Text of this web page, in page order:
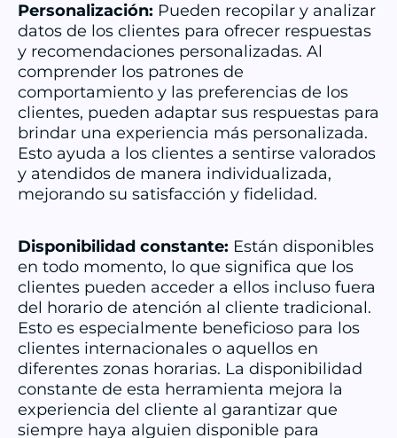
Personalización: Pueden recopilar y analizar
datos de los clientes para ofrecer respuestas
y recomendaciones personalizadas. Al
comprender los patrones de
comportamiento y las preferencias de los
clientes, pueden adaptar sus respuestas para
brindar una experiencia más personalizada.
Esto ayuda a los clientes a sentirse valorados
y atendidos de manera individualizada,
mejorando su satisfacción y fidelidad.
Disponibilidad constante: Están disponibles
en todo momento, lo que significa que los
clientes pueden acceder a ellos incluso fuera
del horario de atención al cliente tradicional.
Esto es especialmente beneficioso para los
clientes internacionales o aquellos en
diferentes zonas horarias. La disponibilidad
constante de esta herramienta mejora la
experiencia del cliente al garantizar que
siempre haya alguien disponible para